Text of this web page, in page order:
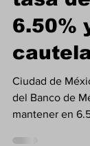
Negocios
tasa
6.50%
Ciudad de